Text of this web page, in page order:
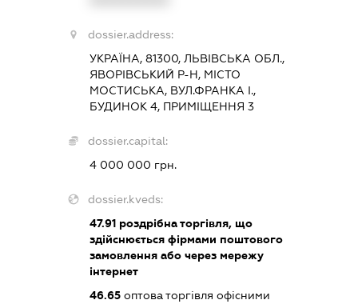
dossier.address:
УКРАЇНА, 81300, ЛЬВІВСЬКА ОБЛ.,
ЯВОРІВСЬКИЙ Р-Н, МІСТО
МОСТИСЬКА, ВУЛ.ФРАНКА І.,
БУДИНОК 4, ПРИМІЩЕННЯ 3
dossier.capital:
4 000 000 грн.
dossier.kveds:
47.91роздрібна торгівля, що
здійснюється фірмами поштового
замовлення або через мережу
інтернет
46.65оптова торгівля офісними